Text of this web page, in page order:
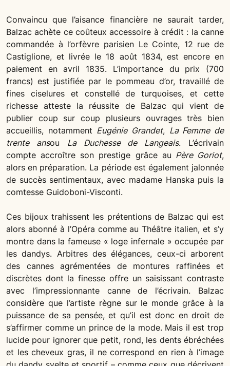
Convaincu que l’aisance financière ne saurait tarder,
Balzac achète ce coûteux accessoire à crédit : la canne
commandée à l’orfèvre parisien Le Cointe, 12 rue de
Castiglione, et livrée le 18 août 1834, est encore en
paiement en avril 1835. L’importance du prix (700
francs) est justifiée par le pommeau d’or, travaillé de
fines ciselures et constellé de turquoises, et cette
richesse atteste la réussite de Balzac qui vient de
publier coup sur coup plusieurs ouvrages très bien
accueillis, notamment Eugénie Grandet, La Femme de
trente ansou La Duchesse de Langeais. L’écrivain
compte accroître son prestige grâce au Père Goriot,
alors en préparation. La période est également jalonnée
de succès sentimentaux, avec madame Hanska puis la
comtesse Guidoboni-Visconti.
Ces bijoux trahissent les prétentions de Balzac qui est
alors abonné à l’Opéra comme au Théâtre italien, et s’y
montre dans la fameuse « loge infernale » occupée par
les dandys. Arbitres des élégances, ceux-ci arborent
des cannes agrémentées de montures raffinées et
discrètes dont la finesse offre un saisissant contraste
avec l’impressionnante canne de l’écrivain. Balzac
considère que l’artiste règne sur le monde grâce à la
puissance de sa pensée, et qu’il est donc en droit de
s’affirmer comme un prince de la mode. Mais il est trop
lucide pour ignorer que petit, rond, les dents ébréchées
et les cheveux gras, il ne correspond en rien à l’image